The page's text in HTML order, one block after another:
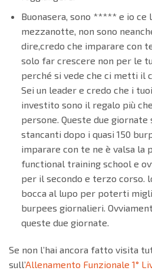
Buonasera, sono ***** e io ce
mezzanotte, non sono
dire,credo che imparare con
solo far crescere non per le
perché si vede che ci metti il
Sei un leader e credo che i
investito sono il regalo più
persone. Queste due
stancanti dopo i quasi 150
imparare con te ne è valsa la
functional training school e
per il secondo e terzo corso.
bocca al lupo per poterti
burpees giornalieri.
queste due giornate.
Se non l’hai ancora fatto visita
sull’Allenamento Funzionale 1°